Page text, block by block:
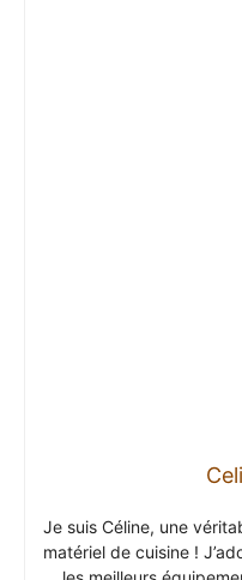
Je suis Céline, une
matériel de cuisine !